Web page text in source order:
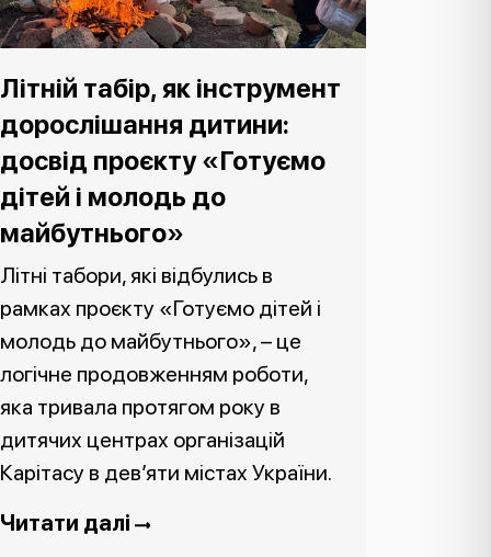
Літній табір, як інструмент
дорослішання дитини:
досвід проєкту «Готуємо
дітей і молодь до
майбутнього»
Літні табори, які відбулись в
рамках проєкту «Готуємо дітей і
молодь до майбутнього», – це
логічне продовженням роботи,
яка тривала протягом року в
дитячих центрах організацій
Карітасу в дев’яти містах України.
Читати далі